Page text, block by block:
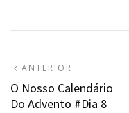
Navegação
de
ANTERIOR
ANTERIOR:
O Nosso Calendário
Do Advento #Dia 8